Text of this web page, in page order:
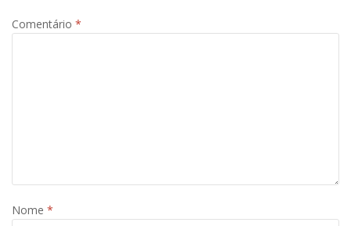
Comentário *
Nome *